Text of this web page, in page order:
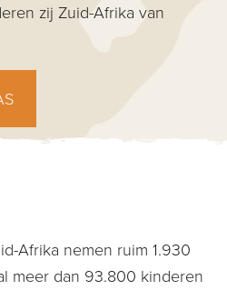
zij Zuid-Afrika van
Afrika nemen ruim 1.930
meer dan 93.800 kinderen